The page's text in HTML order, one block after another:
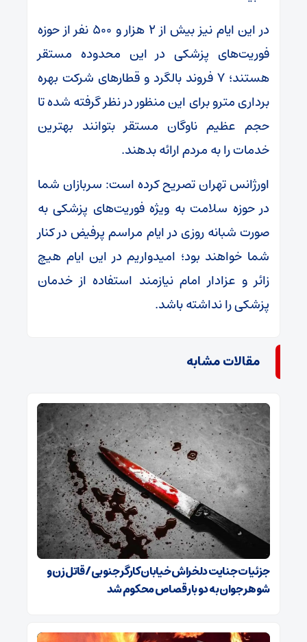
در این ایام نیز بیش از ۲ هزار و ۵۰۰ نفر از حوزه
فوریت‌های پزشکی در این محدوده مستقر
هستند؛ ۷ فروند بالگرد و قطار‌های شرکت بهره
برداری مترو برای این منظور در نظر گرفته شده تا
حجم عظیم ناوگان مستقر بتوانند بهترین
خدمات را به مردم ارائه بدهند.
اورژانس تهران تصریح کرده است: سربازان شما
در حوزه سلامت به ویژه فوریت‌های پزشکی به
صورت شبانه روزی در ایام مراسم پرفیض در کنار
شما خواهند بود؛ امیدواریم در این ایام هیچ
زائر و عزادار امام نیازمند استفاده از خدمان
پزشکی را نداشته باشد.
مقالات مشابه
جزئیات جنایت دلخراش خیابان کارگر جنوبی/ قاتل زن و
شوهر جوان به دو بار قصاص محکوم شد